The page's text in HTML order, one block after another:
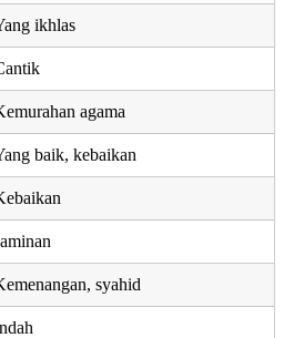
ikhlas
agama
baik, kebaikan
syahid